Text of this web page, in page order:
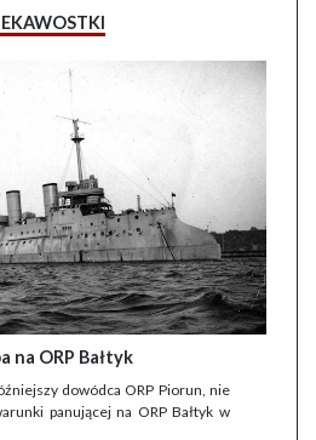
na ORP Bałtyk
dowódca ORP Piorun, nie
panującej na ORP Bałtyk w